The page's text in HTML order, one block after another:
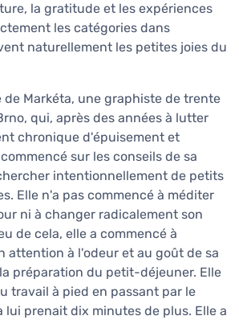
la gratitude et les expériences
les catégories dans
naturellement les petites joies du
de Markéta, une graphiste de trente
qui, après des années à lutter
chronique d'épuisement et
sur les conseils de sa
intentionnellement de petits
Elle n'a pas commencé à méditer
ni à changer radicalement son
de cela, elle a commencé à
attention à l'odeur et au goût de sa
préparation du petit-déjeuner. Elle
travail à pied en passant par le
lui prenait dix minutes de plus. Elle a